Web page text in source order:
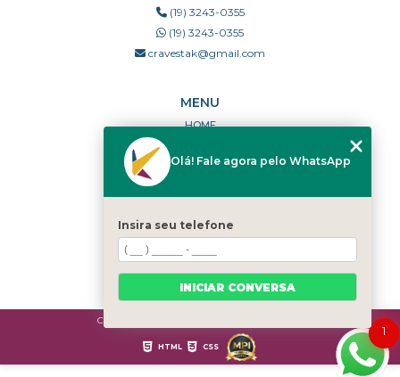
(19) 3243-0355
(19) 3243-0355
cravestak@gmail.com
MENU
HOME
PORTFÓLIO
DÚVIDAS FREQUENTES
CATEGORIAS
MAPA DO SITE
Copyright © Cravestak. (Lei 9610 de 19/02/1998)
HTML CSS
1
Olá! Fale agora pelo WhatsApp
Insira seu telefone
INICIAR CONVERSA